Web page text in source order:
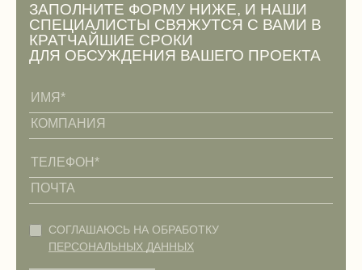
ЗАПОЛНИТЕ ФОРМУ НИЖЕ, И НАШИ
СПЕЦИАЛИСТЫ СВЯЖУТСЯ С ВАМИ В
КРАТЧАЙШИЕ СРОКИ
ДЛЯ ОБСУЖДЕНИЯ ВАШЕГО ПРОЕКТА
СОГЛАШАЮСЬ НА ОБРАБОТКУ
ПЕРСОНАЛЬНЫХ ДАННЫХ